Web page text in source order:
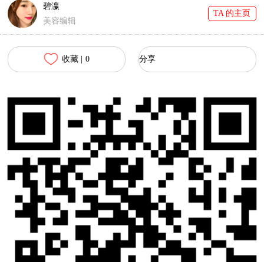
碧瀛
美容编辑
TA 的主页
收藏 | 0 分享